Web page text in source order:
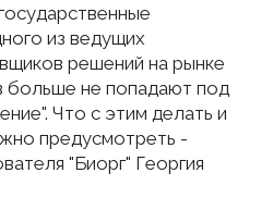
из ведущих
решений на рынке
больше не попадают под
Что с этим делать и
предусмотреть -
"Биорг" Георгия